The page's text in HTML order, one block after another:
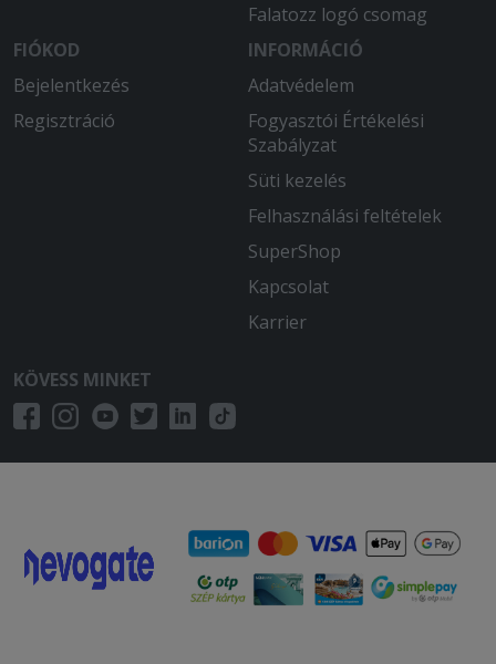
Falatozz logó csomag
FIÓKOD
Bejelentkezés
Regisztráció
INFORMÁCIÓ
Adatvédelem
Fogyasztói Értékelési
Szabályzat
Süti kezelés
Felhasználási feltételek
SuperShop
Kapcsolat
Karrier
KÖVESS MINKET